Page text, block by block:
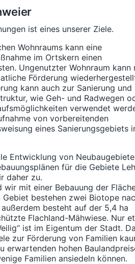
ist eines unserer Ziele.
Wohnraums kann eine
im Ortskern einen
Ungenutzter Wohnraum kann
Förderung
kann auch zur Sanierung und
wie Geh- und Radwegen
verwendet
von vorbereitenden
eines Sanierungsgebiets
Entwicklung von
für die Gebiete
daher zu.
wir mit einer Bebauung der
Gebiet bestehen zwei Biotope
besteht auf der 5,4 ha
Flachland-Mähwiese. Nur
ist im Eigentum der Stadt.
zur Förderung von Familien
erwartenden hohen
Familien ansiedeln können.